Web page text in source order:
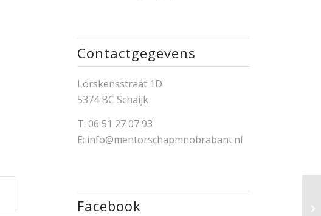
Contactgegevens
Lorskensstraat 1D
5374 BC Schaijk
T: 06 51 27 07 93
E: info@mentorschapmnobrabant.nl
Facebook